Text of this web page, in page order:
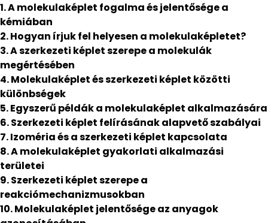
1. A molekulaképlet fogalma és jelentősége a
kémiában
2. Hogyan írjuk fel helyesen a molekulaképletet?
3. A szerkezeti képlet szerepe a molekulák
megértésében
4. Molekulaképlet és szerkezeti képlet közötti
különbségek
5. Egyszerű példák a molekulaképlet alkalmazására
6. Szerkezeti képlet felírásának alapvető szabályai
7. Izoméria és a szerkezeti képlet kapcsolata
8. A molekulaképlet gyakorlati alkalmazási
területei
9. Szerkezeti képlet szerepe a
reakciómechanizmusokban
10. Molekulaképlet jelentősége az anyagok